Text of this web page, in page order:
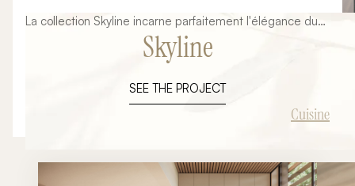
La collection Skyline incarne parfaitement l'élégance du
design italien contemporain. Avec ses lignes épurées,
ses matériaux raffinés et son intégration architecturale
cuisine haut de gamme pensée comme une véritable
pièce de vie. Plus qu'un simple espace de préparation, la
cuisine devient aujourd'hui le cœur de la maison. L'îlot
et les finitions premium participent à la création d'un
environnement chaleureux où esthétique et fonctionnalité
Skyline
SEE THE PROJECT
Cuisine